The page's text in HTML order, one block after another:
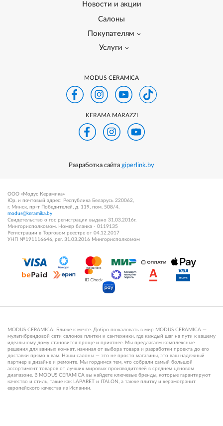
Новости и акции
Салоны
Покупателям
Услуги
MODUS CERAMICA
KERAMA MARAZZI
Разработка сайта giperlink.by
ООО «Модус Керамика»
Юр. и почтовый адрес: Республика Беларусь 220062,
г. Минск, пр-т Победителей, д. 119, пом. 508/4.
modus@keramika.by
Свидетельство о гос регистрации выдано 31.03.2016г.
Мингорисполкомом. Номер бланка - 0119135
Регистрации в Торговом реестре от 04.12.2017
УНП №191116646, рег. 31.03.2016 Мингорисполкомом
MODUS CERAMICA: Ближе к мечте. Добро пожаловать в мир MODUS CERAMICA —
мультибрендовой сети салонов плитки и сантехники, где каждый шаг на пути к вашему
идеальному дому становится проще и приятнее. Мы предлагаем комплексные
решения для ванных комнат, начиная от выбора товара и разработки проекта до его
доставки прямо к вам. Наши салоны — это не просто магазины, это ваш надежный
партнер в дизайне и ремонте. Мы гордимся тем, что собрали самый большой
ассортимент товаров от лучших мировых производителей в среднем ценовом
диапазоне. В MODUS CERAMICA вы найдете ключевые бренды, которые гарантируют
качество и стиль, такие как LAPARET и ITALON, а также плитку и керамогранит
европейского качества из Испании.